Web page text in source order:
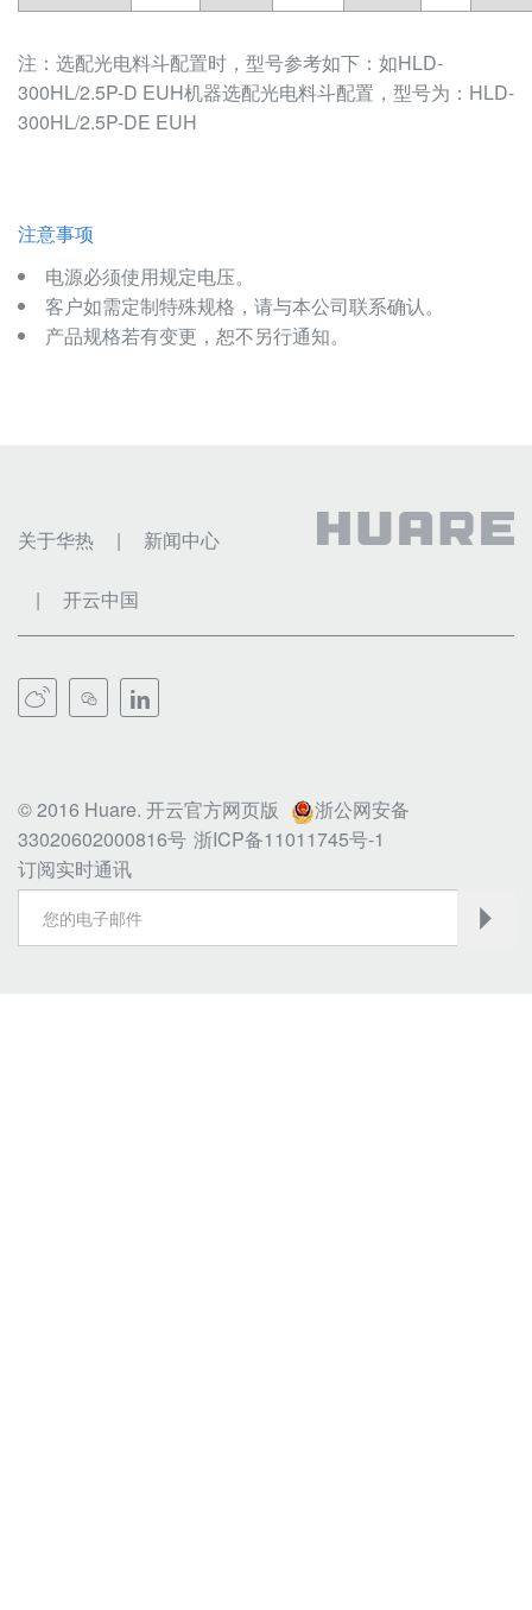
注：选配光电料斗配置时，型号参考如下：如HLD-
300HL/2.5P-D EUH机器选配光电料斗配置，型号为：HLD-
300HL/2.5P-DE EUH
注意事项
电源必须使用规定电压。
客户如需定制特殊规格，请与本公司联系确认。
产品规格若有变更，恕不另行通知。
关于华热 | 新闻中心
| 开云中国
  
© 2016 Huare. 开云官方网页版
浙公网安备
33020602000816号 浙ICP备11011745号-1
订阅实时通讯
